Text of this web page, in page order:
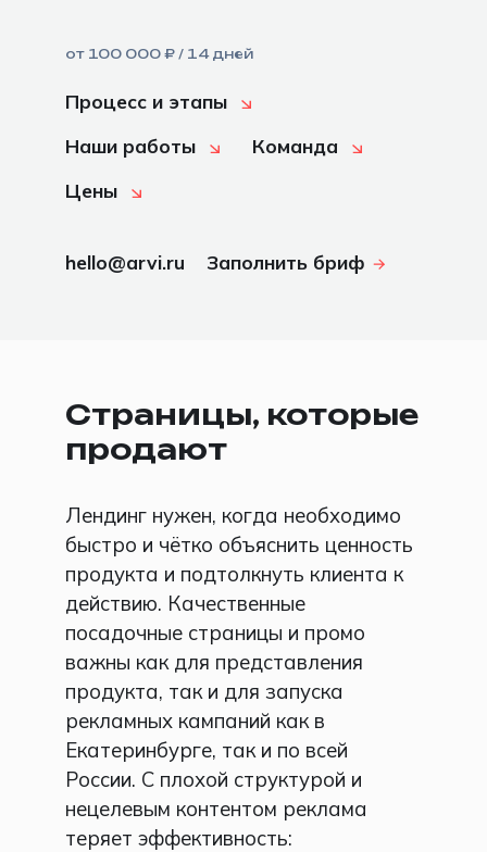
от 100 000 ₽ / 14 дней
Процесс и этапы
Наши работы
Команда
Цены
hello@arvi.ru Заполнить бриф
Страницы, которые
продают
Лендинг нужен, когда необходимо
быстро и чётко объяснить ценность
продукта и подтолкнуть клиента к
действию. Качественные
посадочные страницы и промо
важны как для представления
продукта, так и для запуска
рекламных кампаний как в
Екатеринбурге, так и по всей
России. С плохой структурой и
нецелевым контентом реклама
теряет эффективность: